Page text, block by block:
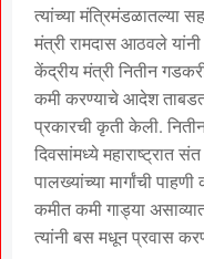
त्यांच्या मंत्रिमंडळातल्या
मंत्री रामदास आठवले
केंद्रीय मंत्री नितीन
कमी करण्याचे आदेश
प्रकारची कृती केली.
दिवसांमध्ये महाराष्ट्रात
पालख्यांच्या मार्गांची
कमीत कमी गाड्या
त्यांनी बस मधून प्रवास